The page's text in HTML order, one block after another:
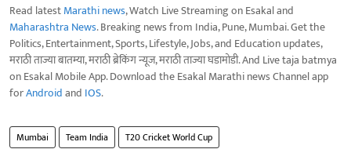
Read latestMarathi news, Watch Live Streaming on Esakal and
Maharashtra News. Breaking news from India, Pune, Mumbai. Get the
Politics, Entertainment, Sports, Lifestyle, Jobs, and Education updates,
मराठी ताज्या बातम्या, मराठी ब्रेकिंग न्यूज, मराठी ताज्या घडामोडी. And Live taja batmya
on Esakal Mobile App. Download the Esakal Marathi news Channel app
forAndroidand IOS.
Mumbai Team India T20 Cricket World Cup